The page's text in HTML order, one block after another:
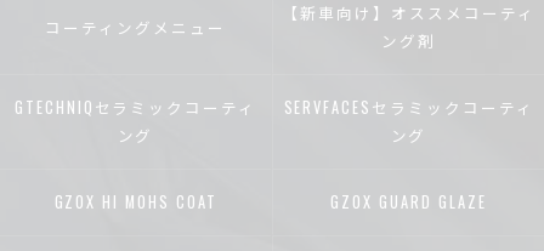
コーティングメニュー
【新車向け】オススメコーティ
ング剤
GTECHNIQセラミックコーティ
ング
SERVFACESセラミックコーティ
ング
GZOX HI MOHS COAT GZOX GUARD GLAZE